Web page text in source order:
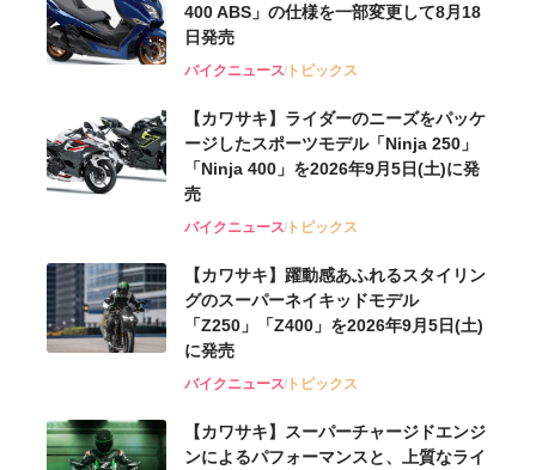
400 ABS」の仕様を一部変更して8月18
日発売
バイクニューストピックス
【カワサキ】ライダーのニーズをパッケ
ージしたスポーツモデル「Ninja 250」
「Ninja 400」を2026年9月5日(土)に発
売
バイクニューストピックス
【カワサキ】躍動感あふれるスタイリン
グのスーパーネイキッドモデル
「Z250」「Z400」を2026年9月5日(土)
に発売
バイクニューストピックス
【カワサキ】スーパーチャージドエンジ
ンによるパフォーマンスと、上質なライ